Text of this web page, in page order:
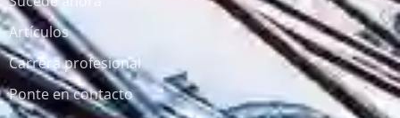
Artículos
Carrera profesional
Ponte en contacto